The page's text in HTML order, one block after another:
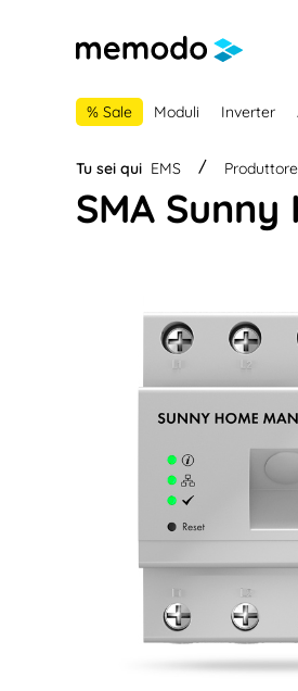
% Sale Moduli Inverter
Tu sei qui EMS Produttore
SMA